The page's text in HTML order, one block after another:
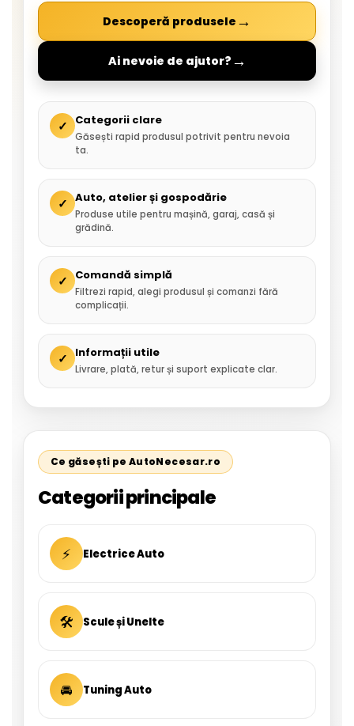
Descoperă produsele →
Ai nevoie de ajutor? →
✓ Categorii clare
Găsești rapid produsul potrivit pentru nevoia
ta.
✓ Auto, atelier și gospodărie
Produse utile pentru mașină, garaj, casă și
grădină.
✓ Comandă simplă
Filtrezi rapid, alegi produsul și comanzi fără
complicații.
✓ Informații utile
Livrare, plată, retur și suport explicate clar.
Ce găsești pe AutoNecesar.ro
Categorii principale
⚡ Electrice Auto
🛠 Scule și Unelte
🚘 Tuning Auto